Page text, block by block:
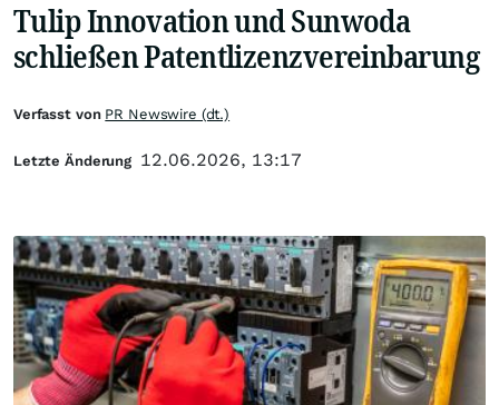
Tulip Innovation und Sunwoda
schließen Patentlizenzvereinbarung
Verfasst von PR Newswire (dt.)
Letzte Änderung 12.06.2026, 13:17